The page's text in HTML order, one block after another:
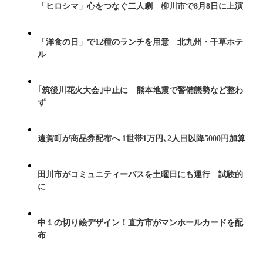
「ヒロシマ」心をつなぐ二人劇 柳川市で8月8日に上演
「洋食の日」で12種のランチを用意 北九州・千草ホテ
ル
｢筑後川花火大会｣中止に 熊本地震で警備態勢など整わ
ず
遠賀町が商品券配布へ 1世帯1万円､2人目以降5000円加算
田川市がコミュニティーバスを土曜日にも運行 試験的
に
中１の切り絵デザイン！直方市がマンホールカードを配
布